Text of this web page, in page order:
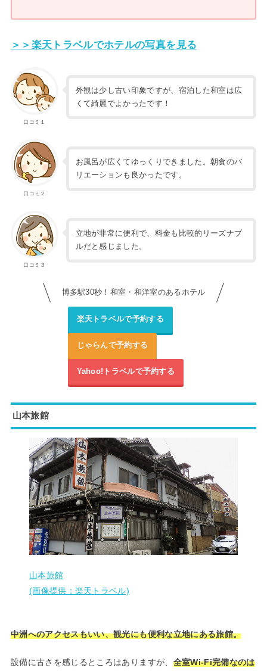
＞＞楽天トラベルでホテルの写真を見る
口コミ１
外観は少し古い印象ですが、宿泊した和室は広
くて綺麗でよかったです！
口コミ２
お風呂が広くてゆっくりできました。朝食のバ
リエーションも良かったです。
口コミ３
立地が非常に便利で、料金も比較的リーズナブ
ルだと感じました。
博多駅30秒！和室・和洋室のあるホテル
楽天トラベルで予約する
じゃらんで予約する
Yahoo!トラベルで予約する
山本旅館
山本旅館
(画像提供：楽天トラベル)
中洲へのアクセスもいい、観光にも便利な立地にある旅館。
設備に古さを感じるところはありますが、 全室Wi-Fi完備なのは